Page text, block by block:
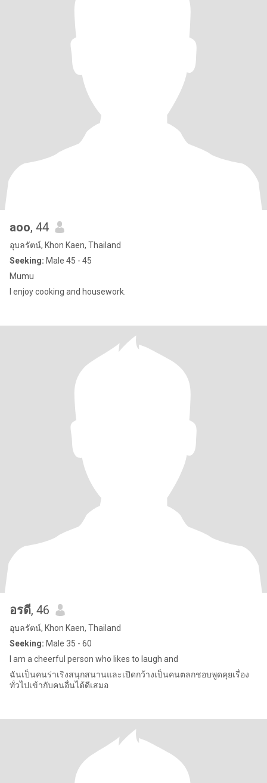
aoo, 44
อุบลรัตน์, Khon Kaen, Thailand
Seeking: Male 45 - 45
Mumu
I enjoy cooking and housework.
อรดี, 46
อุบลรัตน์, Khon Kaen, Thailand
Seeking: Male 35 - 60
I am a cheerful person who likes to laugh and
ฉันเป็นคนร่าเริงสนุกสนานและเปิดกว้างเป็นคนตลกชอบพูดคุยเรื่อง
ทั่วไปเข้ากับคนอื่นได้ดีเสมอ